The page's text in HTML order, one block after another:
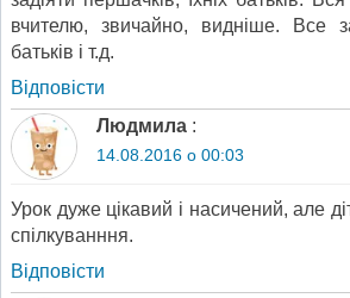
вчителю, звичайно, видніше. Все
батьків і т.д.
Відповіcти
Людмила :
14.08.2016 о 00:03
Урок дуже цікавий і насичений, але
спілкуванння.
Відповіcти